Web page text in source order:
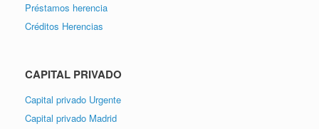
Préstamos herencia
Créditos Herencias
CAPITAL PRIVADO
Capital privado Urgente
Capital privado Madrid